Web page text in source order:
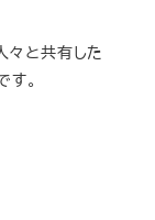
々と共有した
。